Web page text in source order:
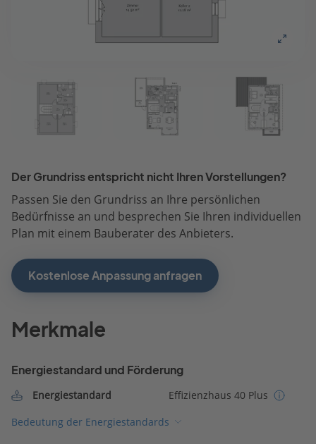
Der Grundriss entspricht nicht Ihren Vorstellungen?
Passen Sie den Grundriss an Ihre persönlichen
Bedürfnisse an und besprechen Sie Ihren individuellen
Plan mit einem Bauberater des Anbieters.
Kostenlose Anpassung anfragen
Merkmale
Energiestandard und Förderung
Energiestandard
Effizienzhaus 40 Plus
Bedeutung der Energiestandards